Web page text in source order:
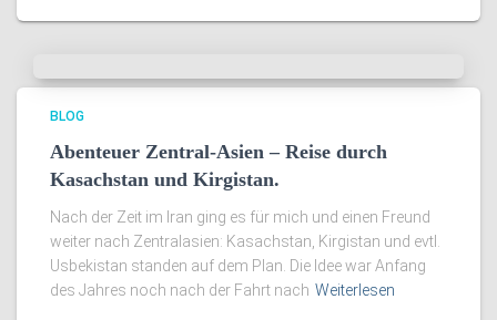
BLOG
Abenteuer Zentral-Asien – Reise durch
Kasachstan und Kirgistan.
Nach der Zeit im Iran ging es für mich und einen Freund
weiter nach Zentralasien: Kasachstan, Kirgistan und evtl.
Usbekistan standen auf dem Plan. Die Idee war Anfang
des Jahres noch nach der Fahrt nach Weiterlesen